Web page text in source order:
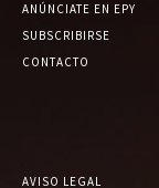
ANÚNCIATE EN EPY
SUBSCRIBIRSE
CONTACTO
AVISO LEGAL